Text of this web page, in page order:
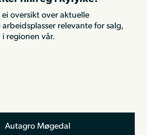
oversikt over aktuelle
relevante for salg,
regionen vår.
Autagro Møgedal